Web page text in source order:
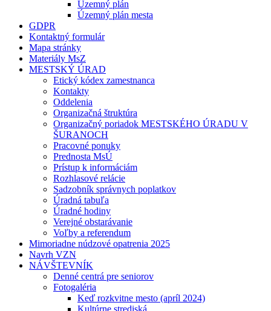
Územný plán
Územný plán mesta
GDPR
Kontaktný formulár
Mapa stránky
Materiály MsZ
MESTSKÝ ÚRAD
Etický kódex zamestnanca
Kontakty
Oddelenia
Organizačná štruktúra
Organizačný poriadok MESTSKÉHO ÚRADU V
ŠURANOCH
Pracovné ponuky
Prednosta MsÚ
Prístup k informáciám
Rozhlasové relácie
Sadzobník správnych poplatkov
Úradná tabuľa
Úradné hodiny
Verejné obstarávanie
Voľby a referendum
Mimoriadne núdzové opatrenia 2025
Navrh VZN
NÁVŠTEVNÍK
Denné centrá pre seniorov
Fotogaléria
Keď rozkvitne mesto (apríl 2024)
Kultúrne strediská